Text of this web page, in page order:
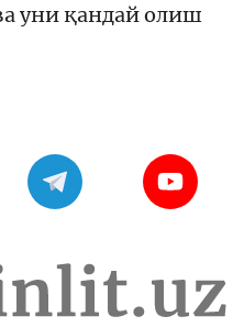
уни қандай олиш